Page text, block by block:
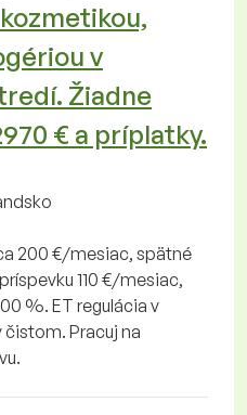
v
Žiadne
€ a príplatky.
200 €/mesiac, spätné
110 €/mesiac,
%. ET regulácia v
čistom. Pracuj na